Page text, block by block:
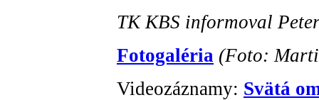
TK KBS informoval
Fotogaléria (Foto:
Videozáznamy: Svätá